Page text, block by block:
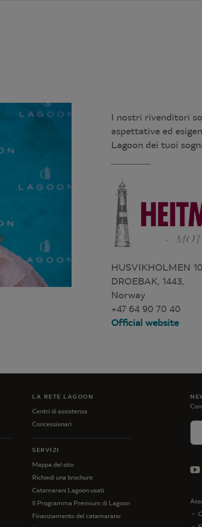
I nostri rivenditori
aspettative ed
Lagoon dei tuoi
HUSVIKHOLMEN
DROEBAK, 1443,
Norway
+47 64 90 70 40
Official website
LA RETE LAGOON
Centri di assistenza
Concessionari
SERVIZI
Mappa del sito
Richiedi una brochure
Catamarani Lagoon usati
Il Programma Premium di Lagoon
Finanziamento del catamarano